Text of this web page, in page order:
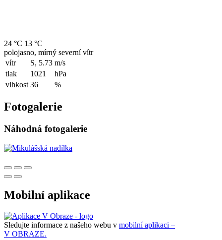
24 °C 13 °C
polojasno, mírný severní vítr
vítr
S, 5.73 m/s
tlak
1021
hPa
vlhkost 36 %
Fotogalerie
Náhodná fotogalerie
Mobilní aplikace
Sledujte informace z našeho webu v mobilní aplikaci –
V OBRAZE.